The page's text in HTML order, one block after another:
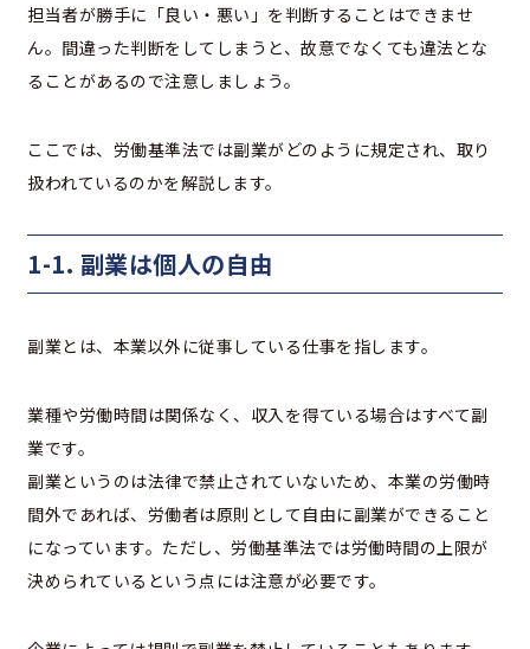
担当者が勝手に「良い・悪い」を判断することはできませ
ん。間違った判断をしてしまうと、故意でなくても違法とな
ることがあるので注意しましょう。
ここでは、労働基準法では副業がどのように規定され、取り
扱われているのかを解説します。
1-1. 副業は個人の自由
副業とは、本業以外に従事している仕事を指します。
業種や労働時間は関係なく、収入を得ている場合はすべて副
業です。
副業というのは法律で禁止されていないため、本業の労働時
間外であれば、労働者は原則として自由に副業ができること
になっています。ただし、労働基準法では労働時間の上限が
決められているという点には注意が必要です。